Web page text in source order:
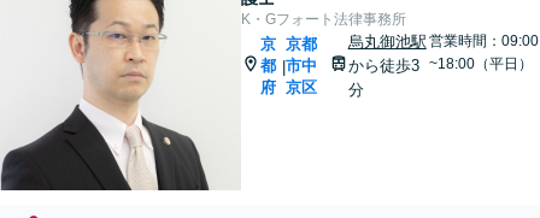
K・Gフォート法律事務所
京
都
府
|
京都
市中
京区
烏丸御池駅
から徒歩3
分
営業時間：09:00
~18:00（平日）